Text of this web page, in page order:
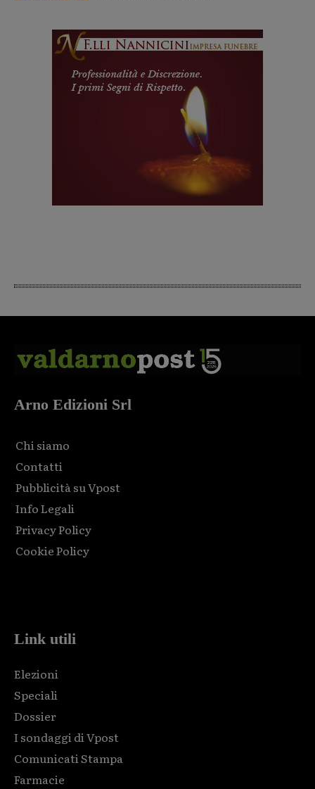
Arno Edizioni Srl
Chi siamo
Contatti
Pubblicità su Vpost
Info Legali
Privacy Policy
Cookie Policy
Link utili
Elezioni
Speciali
Dossier
I sondaggi di Vpost
Comunicati Stampa
Farmacie